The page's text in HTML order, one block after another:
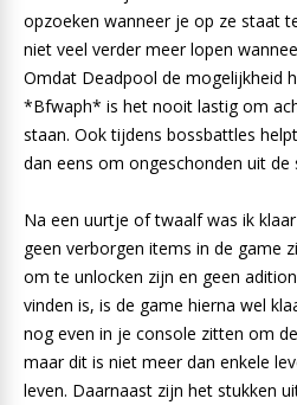
opzoeken wanneer je op ze staat
niet veel verder meer lopen
Omdat Deadpool de mogelijkheid
*Bfwaph* is het nooit lastig om
staan. Ook tijdens bossbattles
dan eens om ongeschonden uit de
Na een uurtje of twaalf was ik
geen verborgen items in de game
om te unlocken zijn en geen
vinden is, is de game hierna wel
nog even in je console zitten om
maar dit is niet meer dan enkele
leven. Daarnaast zijn het stukken